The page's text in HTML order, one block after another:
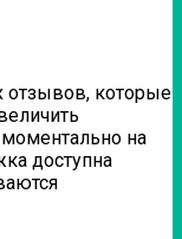
отзывов, которые
на
доступна